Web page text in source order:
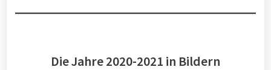
Die Jahre 2020-2021 in Bildern